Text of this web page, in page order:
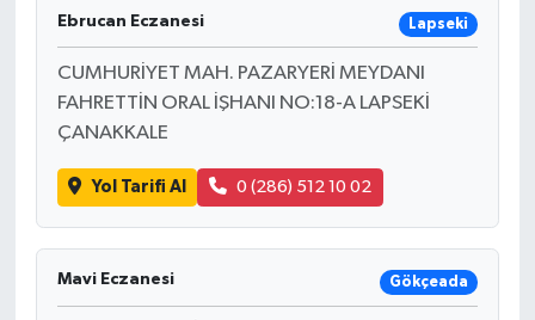
Ebrucan Eczanesi Lapseki
CUMHURİYET MAH. PAZARYERİ MEYDANI
FAHRETTİN ORAL İŞHANI NO:18-A LAPSEKİ
ÇANAKKALE
Yol Tarifi Al 0 (286) 512 10 02
Mavi Eczanesi Gökçeada